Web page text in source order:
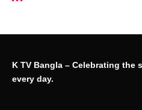
K TV Bangla – Celebrating the
every day.